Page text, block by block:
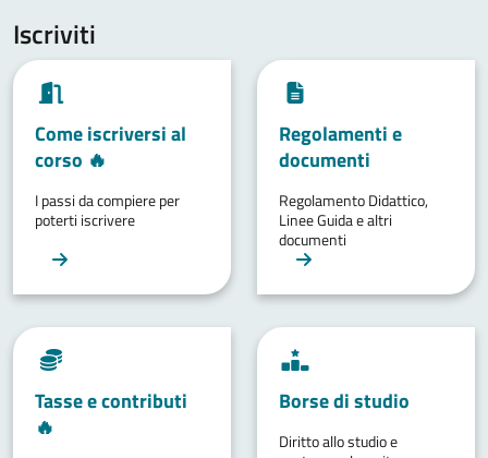
Iscriviti
Come iscriversi al
corso 🔥
I passi da compiere per
poterti iscrivere
Regolamenti e
documenti
Regolamento Didattico,
Linee Guida e altri
documenti
Tasse e contributi
🔥
Borse di studio
Diritto allo studio e